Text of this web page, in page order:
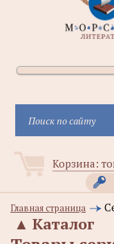
Корзина:
Главная страница
Каталог
▲